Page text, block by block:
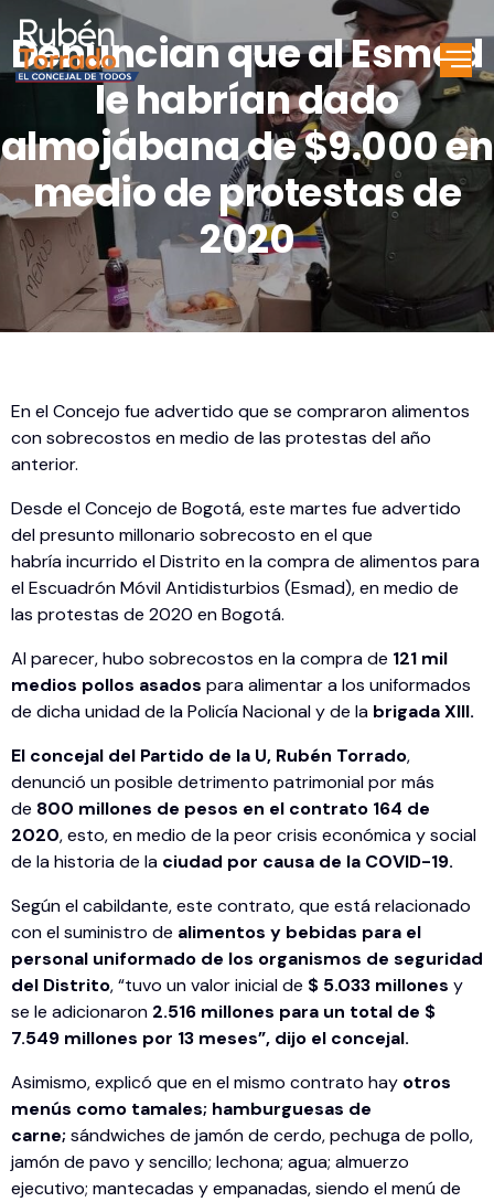
Denuncian que al Esmad
le habrían dado
almojábana de $9.000 en
medio de protestas de
2020
En el Concejo fue advertido que se compraron alimentos
con sobrecostos en medio de las protestas del año
anterior.
Desde el Concejo de Bogotá, este martes fue advertido
del presunto millonario sobrecosto en el que
habría incurrido el Distrito en la compra de alimentos para
el Escuadrón Móvil Antidisturbios (Esmad), en medio de
las protestas de 2020 en Bogotá.
Al parecer, hubo sobrecostos en la compra de 121 mil
medios pollos asados para alimentar a los uniformados
de dicha unidad de la Policía Nacional y de la brigada XIII.
El concejal del Partido de la U, Rubén Torrado,
denunció un posible detrimento patrimonial por más
de 800 millones de pesos en el contrato 164 de
2020, esto, en medio de la peor crisis económica y social
de la historia de la ciudad por causa de la COVID-19.
Según el cabildante, este contrato, que está relacionado
con el suministro de alimentos y bebidas para el
personal uniformado de los organismos de seguridad
del Distrito, “tuvo un valor inicial de $ 5.033 millones y
se le adicionaron 2.516 millones para un total de $
7.549 millones por 13 meses”, dijo el concejal.
Asimismo, explicó que en el mismo contrato hay otros
menús como tamales; hamburguesas de
carne; sándwiches de jamón de cerdo, pechuga de pollo,
jamón de pavo y sencillo; lechona; agua; almuerzo
ejecutivo; mantecadas y empanadas, siendo el menú de